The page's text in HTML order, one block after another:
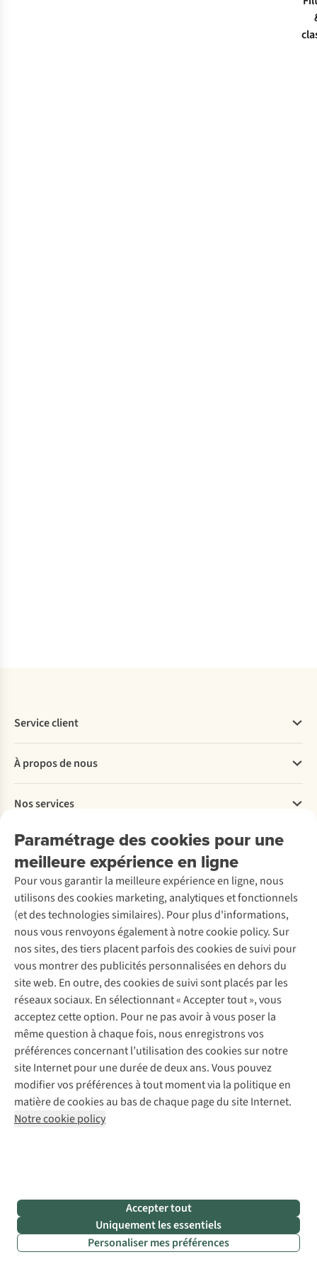
Filtrer & classer
Paramétrage des cookies pour une
meilleure expérience en ligne
Pour vous garantir la meilleure expérience en ligne, nous
utilisons des cookies marketing, analytiques et fonctionnels
(et des technologies similaires). Pour plus d'informations,
nous vous renvoyons également à notre cookie policy. Sur
nos sites, des tiers placent parfois des cookies de suivi pour
vous montrer des publicités personnalisées en dehors du
site web. En outre, des cookies de suivi sont placés par les
réseaux sociaux. En sélectionnant « Accepter tout », vous
acceptez cette option. Pour ne pas avoir à vous poser la
même question à chaque fois, nous enregistrons vos
préférences concernant l’utilisation des cookies sur notre
site Internet pour une durée de deux ans. Vous pouvez
modifier vos préférences à tout moment via la politique en
matière de cookies au bas de chaque page du site Internet.
Notre cookie policy
Accepter tout
Uniquement les essentiels
Personaliser mes préférences
Service client
Commander
Payer
Livraison
Rétractation d'une commande
Entretien & réparations
Garantie
Contactez-nous
À propos de nous
Explore More
À propos d’Ayacucho
Nos magasins
À propos d’A.S.Adventure
Déclaration d'accessibilité
Nos services
Location / Location sports d’hiver
Entretien de ski
Service de lavage
Entretien de chaussures
Réparation de chaussures
Réparation de vêtements
Retouches
Pour les entreprises
Découvrez
A.S.Magazine
Explore Camp
Gear Check
Expertise & conseils
Abonnez-vous à la newsletter
Suivez-nous
Mentions légales
Politique de confidentialité
Conditions générales
Cookie Policy
AS Adventure Luxemburg SA,